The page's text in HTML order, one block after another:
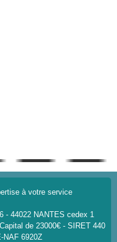
à votre service
- 44022 NANTES cedex 1
de 23000€ - SIRET 440
NAF 6920Z